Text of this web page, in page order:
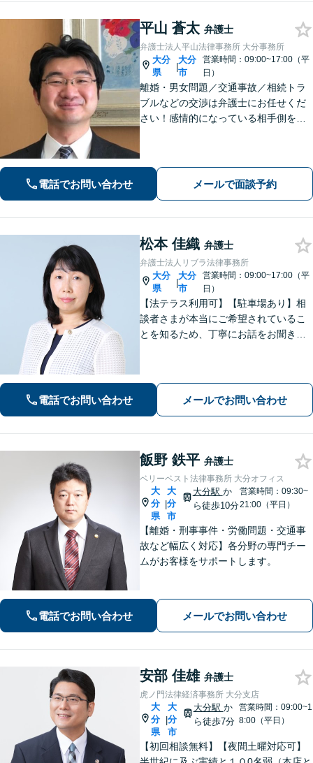
平山 蒼太 弁護士
弁護士法人平山法律事務所 大分事務所
大分
県
|
大分
市
営業時間：09:00~17:00（平
日）
離婚・男女問題／交通事故／相続トラ
ブルなどの交渉は弁護士にお任せくだ
さい！感情的になっている相手側を冷
ヒアリングします。
電話でお問い合わせ メールで面談予約
松本 佳織 弁護士
弁護士法人リブラ法律事務所
大分
県
|
大分
市
営業時間：09:00~17:00（平
日）
【法テラス利用可】【駐車場あり】相
談者さまが本当にご希望されているこ
とを知るため、丁寧にお話をお聞きす
す。お気軽にご相談ください【完全個
室】
電話でお問い合わせ メールでお問い合わせ
飯野 鉄平 弁護士
ベリーベスト法律事務所 大分オフィス
大
分
県
|
大
分
市
大分駅 か
ら徒歩10分
営業時間：09:30~
21:00（平日）
【離婚・刑事事件・労働問題・交通事
故など幅広く対応】各分野の専門チー
ムがお客様をサポートします。
電話でお問い合わせ メールでお問い合わせ
安部 佳雄 弁護士
虎ノ門法律経済事務所 大分支店
大
分
県
|
大
分
市
大分駅 か
ら徒歩7分
営業時間：09:00~1
8:00（平日）
【初回相談無料】【夜間土曜対応可】